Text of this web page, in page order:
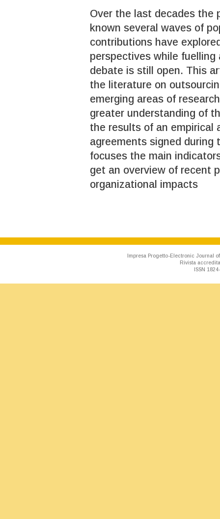
Over the last decades the
known several waves of
contributions have
perspectives while
debate is still open. This
the literature on
emerging areas of
greater understanding of
the results of an empirical
agreements signed during
focuses the main
get an overview of recent
organizational impacts
Impresa Progetto-Electronic Journal
Rivista
ISSN